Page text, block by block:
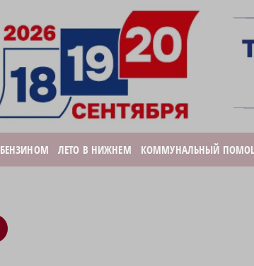
ЛЕТО В НИЖНЕМ КОММУНАЛЬНЫЙ